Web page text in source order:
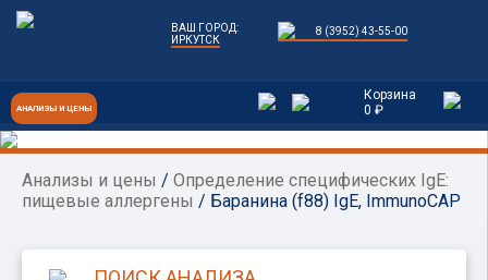
АНАЛИЗЫ И ЦЕНЫ
ВАШ ГОРОД:
ИРКУТСК
8 (3952) 43-55-00
Корзина
0 ₽
Анализы и цены / Определение специфических IgE:
пищевые аллергены / Баранина (f88) IgE, ImmunoCAP